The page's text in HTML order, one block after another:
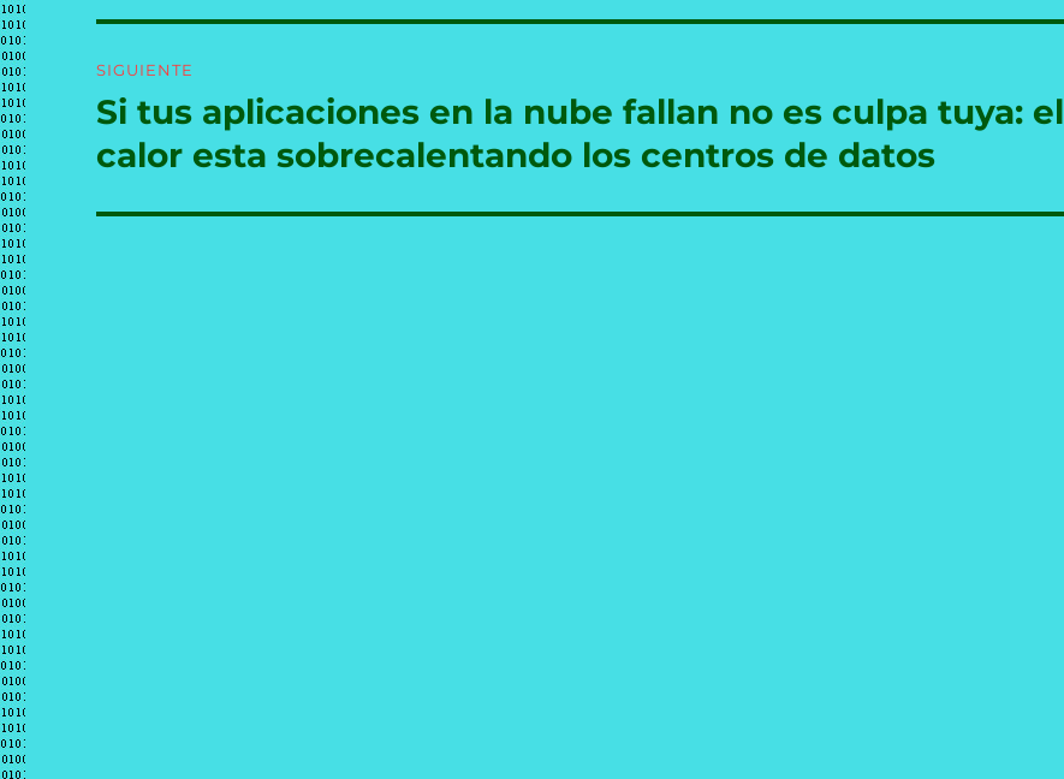
SIGUIENTE
Entrada
siguiente:
Si tus aplicaciones en la nube fallan no es culpa tuya: el
calor esta sobrecalentando los centros de datos